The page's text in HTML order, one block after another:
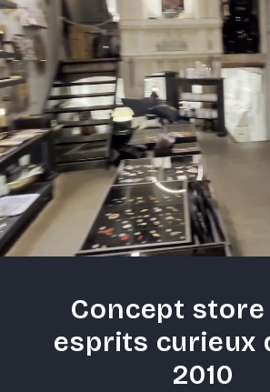
Concept
esprits curieux
2010